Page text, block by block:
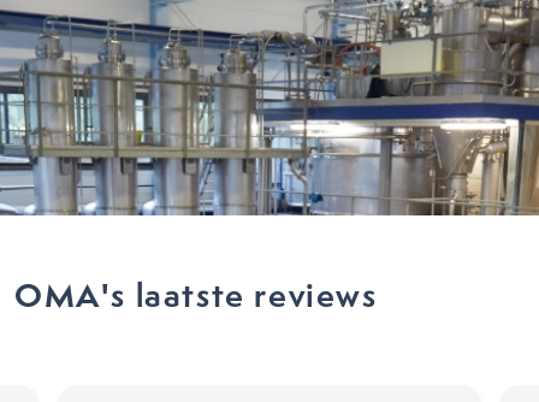
OMA's laatste reviews